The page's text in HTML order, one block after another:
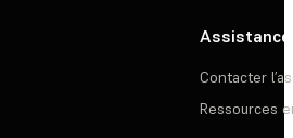
Assistance
Contacter
Ressources